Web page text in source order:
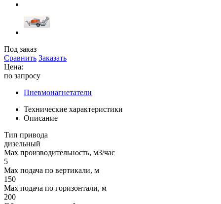
Под заказ
Сравнить Заказать
Цена:
по запросу
Пневмонагнетатели
Технические характеристики
Описание
Тип привода
дизельный
Max производительность, м3/час
5
Max подача по вертикали, м
150
Max подача по горизонтали, м
200